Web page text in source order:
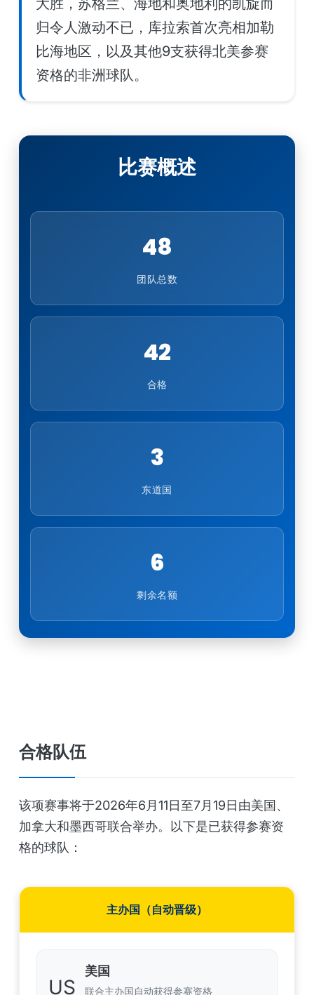
大胜，苏格兰、海地和奥地利的凯旋而
归令人激动不已，库拉索首次亮相加勒
比海地区，以及其他9支获得北美参赛
资格的非洲球队。
比赛概述
48
团队总数
42
合格
3
东道国
6
剩余名额
合格队伍
该项赛事将于2026年6月11日至7月19日由美国、
加拿大和墨西哥联合举办。以下是已获得参赛资
格的球队：
主办国（自动晋级）
US
美国
联合主办国自动获得参赛资格